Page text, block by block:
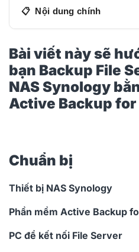
Nội dung chính
Server từ PC qua NAS
Active Backup for Business
Bước 2 : Nhấn vào add
Bước 3: Ở đây chúng
khẩu, port và địa chỉ của
Bài viết này sẽ
bạn Backup File
NAS Synology
Active Backup
Chuẩn bị
Thiết bị NAS Synology
Phần mềm Active Backup
PC để kết nối File Server